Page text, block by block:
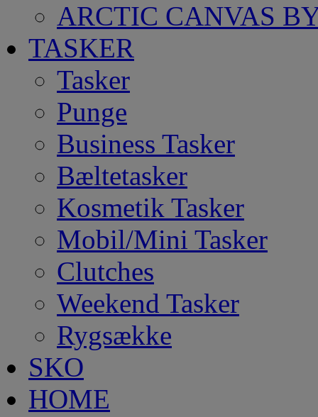
ARCTIC CANVAS
TASKER
Tasker
Punge
Business Tasker
Bæltetasker
Kosmetik Tasker
Mobil/Mini Tasker
Clutches
Weekend Tasker
Rygsække
SKO
HOME